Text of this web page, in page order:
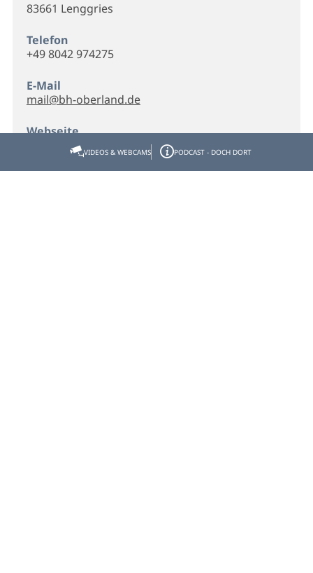
83661 Lenggries
Telefon
+49 8042 974275
E-Mail
mail@bh-oberland.de
Webseite
Homepage VIDEOS & WEBCAMS PODCAST - DOCH DORT